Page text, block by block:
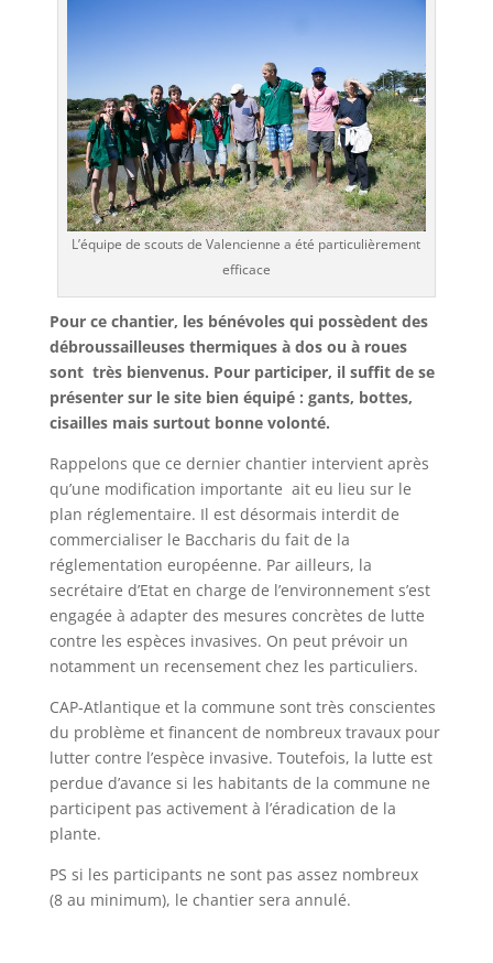
L’équipe de scouts de Valencienne a été particulièrement
efficace
Pour ce chantier, les bénévoles qui possèdent des
débroussailleuses thermiques à dos ou à roues
sont très bienvenus. Pour participer, il suffit de se
présenter sur le site bien équipé : gants, bottes,
cisailles mais surtout bonne volonté.
Rappelons que ce dernier chantier intervient après
qu’une modification importante ait eu lieu sur le
plan réglementaire. Il est désormais interdit de
commercialiser le Baccharis du fait de la
réglementation européenne. Par ailleurs, la
secrétaire d’Etat en charge de l’environnement s’est
engagée à adapter des mesures concrètes de lutte
contre les espèces invasives. On peut prévoir un
notamment un recensement chez les particuliers.
CAP-Atlantique et la commune sont très conscientes
du problème et financent de nombreux travaux pour
lutter contre l’espèce invasive. Toutefois, la lutte est
perdue d’avance si les habitants de la commune ne
participent pas activement à l’éradication de la
plante.
PS si les participants ne sont pas assez nombreux
(8 au minimum), le chantier sera annulé.